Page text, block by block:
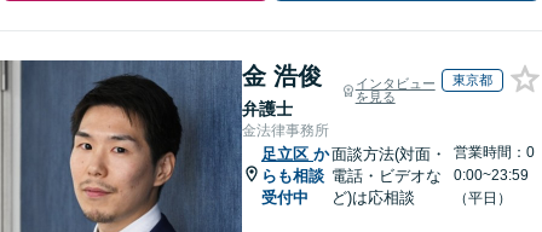
金 浩俊
弁護士
インタビュー
を見る
東京都
金法律事務所
足立区 か
らも相談
受付中
面談方法(対面・
電話・ビデオな
ど)は応相談
営業時間：0
0:00~23:59
（平日）